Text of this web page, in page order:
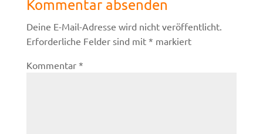
Kommentar absenden
Deine E-Mail-Adresse wird nicht veröffentlicht.
Erforderliche Felder sind mit * markiert
Kommentar *